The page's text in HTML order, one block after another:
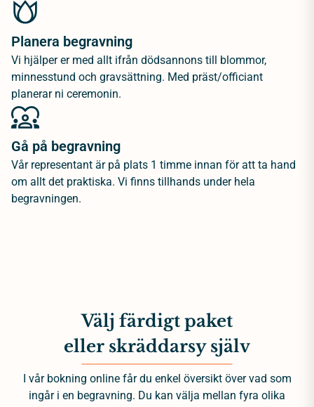
Planera begravning
Vi hjälper er med allt ifrån dödsannons till blommor,
minnesstund och gravsättning. Med präst/officiant
planerar ni ceremonin.
Gå på begravning
Vår representant är på plats 1 timme innan för att ta hand
om allt det praktiska. Vi finns tillhands under hela
begravningen.
Välj färdigt paket
eller skräddarsy själv
I vår bokning online får du enkel översikt över vad som
ingår i en begravning. Du kan välja mellan fyra olika